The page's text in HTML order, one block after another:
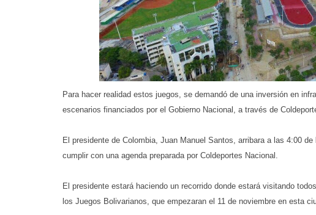
Para hacer realidad estos juegos, se demandó de una inversión en
escenarios financiados por el Gobierno Nacional, a través de
El presidente de Colombia, Juan Manuel Santos, arribara a las 4:00
cumplir con una agenda preparada por Coldeportes Nacional.
El presidente estará haciendo un recorrido donde estará visitando
los Juegos Bolivarianos, que empezaran el 11 de noviembre en esta